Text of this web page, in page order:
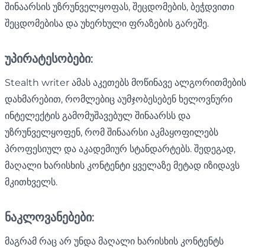
შინაარსის უზრუნველყოფას, შეცდომების, ბეჭდვითი
შეცდომებისა და უხერხული ფრაზების გარეშე.
უპირატესობები:
Stealth writer ამას აკეთებს მოწინავე ალგორითმების
დახმარებით, რომლებიც აუმჯობესებენ ხელოვნური
ინტელექტის გამომუშავებულ შინაარსს და
უზრუნველყოფენ, რომ შინაარსი აკმაყოფილებს
პროფესიულ და აკადემიურ სტანდარტებს. შედეგად,
მაღალი ხარისხის კონტენტი ყველაზე მეტად იზიდავს
მკითხველს.
ნაკლოვანებები:
მაგრამ რაც არ უნდა მაღალი ხარისხის კონტენტს